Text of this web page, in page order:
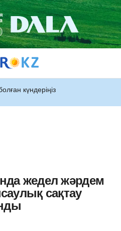
күндеріңіз
жедел жәрдем
сақтау